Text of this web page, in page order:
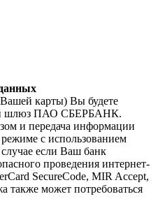
карты) Вы будете
шлюз ПАО СБЕРБАНК.
и передача информации
с использованием
если Ваш банк
проведения интернет-
SecureCode, MIR Accept,
также может потребоваться